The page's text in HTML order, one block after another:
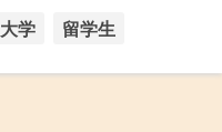
大学 留学生